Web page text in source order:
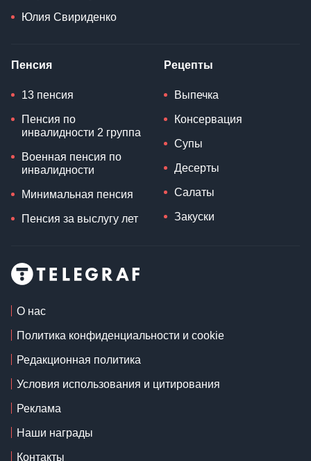
Юлия Свириденко
Пенсия
13 пенсия
Пенсия по
инвалидности 2 группа
Военная пенсия по
инвалидности
Минимальная пенсия
Пенсия за выслугу лет
Рецепты
Выпечка
Консервация
Супы
Десерты
Салаты
Закуски
О нас
Политика конфиденциальности и cookie
Редакционная политика
Условия использования и цитирования
Реклама
Наши награды
Контакты